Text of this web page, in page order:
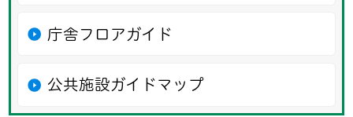
庁舎フロアガイド
公共施設ガイドマップ